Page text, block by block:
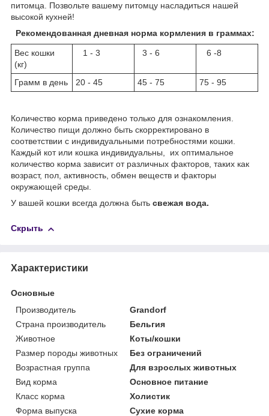
питомца. Позвольте вашему питомцу насладиться нашей
высокой кухней!
Рекомендованная дневная норма кормления в граммах:
Вес кошки
(кг)
1 - 3 3 - 6 6 -8
Грамм в день 20 - 45 45 - 75 75 - 95
Количество корма приведено только для ознакомления.
Количество пищи должно быть скорректировано в
соответствии с индивидуальными потребностями кошки.
Каждый кот или кошка индивидуальны, их оптимальное
количество корма зависит от различных факторов, таких как
возраст, пол, активность, обмен веществ и факторы
окружающей среды.
У вашей кошки всегда должна быть свежая вода.
Скрыть
Характеристики
Основные
Производитель
Grandorf
Страна производитель
Бельгия
Животное
Коты/кошки
Размер породы животных
Без ограничений
Возрастная группа
Для взрослых животных
Вид корма
Основное питание
Класс корма
Холистик
Форма выпуска
Сухие корма